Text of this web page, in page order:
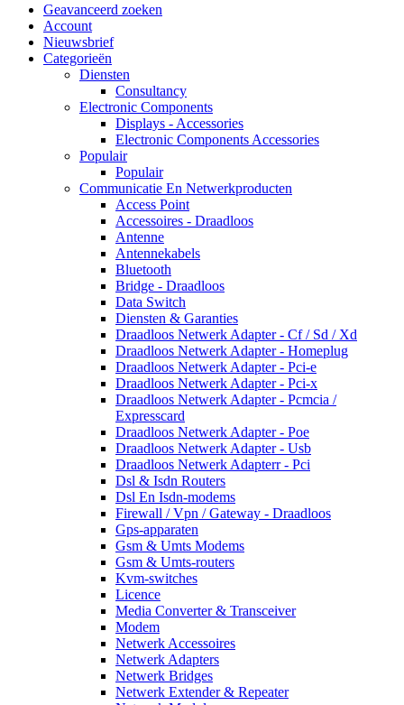
Geavanceerd zoeken
Account
Nieuwsbrief
Categorieën
Diensten
Consultancy
Electronic Components
Displays - Accessories
Electronic Components Accessories
Populair
Populair
Communicatie En Netwerkproducten
Access Point
Accessoires - Draadloos
Antenne
Antennekabels
Bluetooth
Bridge - Draadloos
Data Switch
Diensten & Garanties
Draadloos Netwerk Adapter - Cf / Sd / Xd
Draadloos Netwerk Adapter - Homeplug
Draadloos Netwerk Adapter - Pci-e
Draadloos Netwerk Adapter - Pci-x
Draadloos Netwerk Adapter - Pcmcia /
Expresscard
Draadloos Netwerk Adapter - Poe
Draadloos Netwerk Adapter - Usb
Draadloos Netwerk Adapterr - Pci
Dsl & Isdn Routers
Dsl En Isdn-modems
Firewall / Vpn / Gateway - Draadloos
Gps-apparaten
Gsm & Umts Modems
Gsm & Umts-routers
Kvm-switches
Licence
Media Converter & Transceiver
Modem
Netwerk Accessoires
Netwerk Adapters
Netwerk Bridges
Netwerk Extender & Repeater